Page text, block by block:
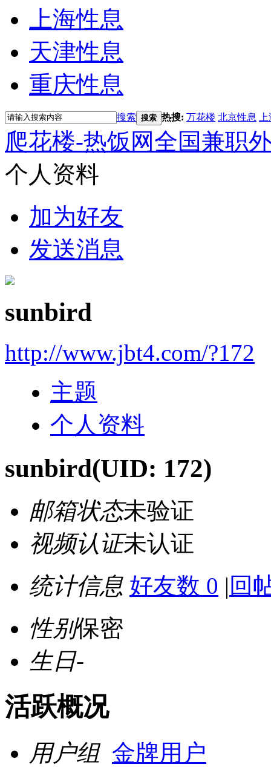
上海性息
天津性息
重庆性息
搜索 搜索 热搜: 万花楼 北京性息
爬花楼-热饭网全国兼职
个人资料
加为好友
发送消息
sunbird
http://www.jbt4.com/?172
主题
个人资料
sunbird(UID: 172)
邮箱状态未验证
视频认证未认证
统计信息 好友数 0 | 回
性别保密
生日-
活跃概况
用户组 金牌用户